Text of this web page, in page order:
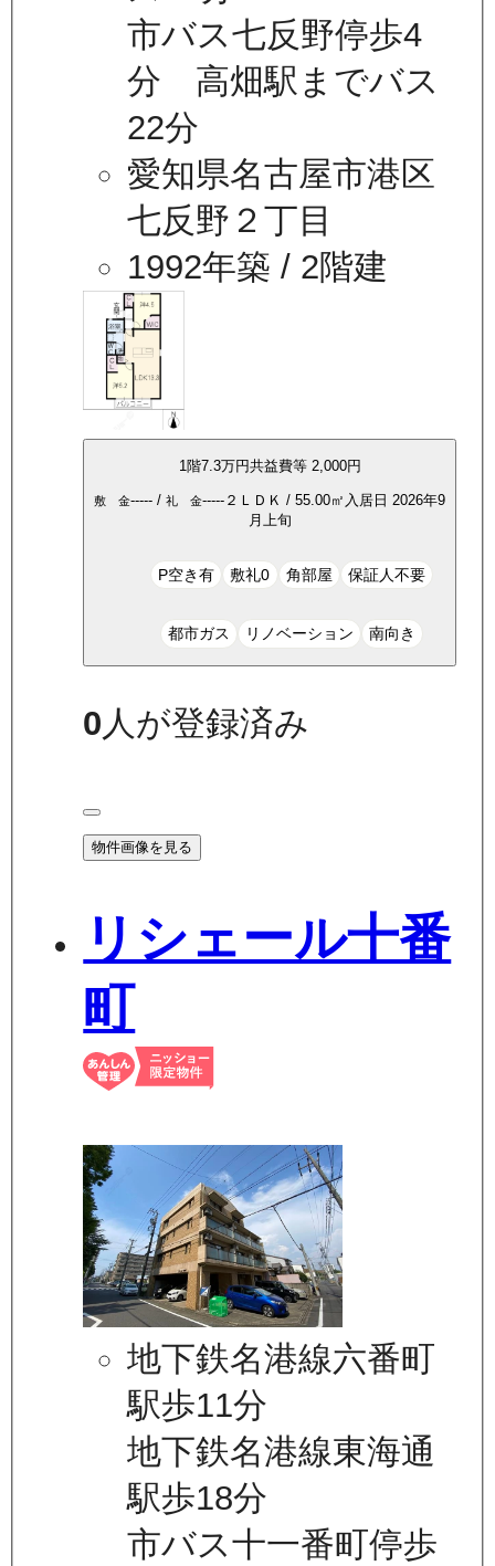
市バス七反野停歩4
分 高畑駅までバス
22分
愛知県名古屋市港区
七反野２丁目
1992年築 / 2階建
1 階7.3万円共益費等 2,000円
敷 金----- / 礼 金----- ２ＬＤＫ / 55.00㎡ 入居日 2026年9
月上旬
P空き有 敷礼0 角部屋 保証人不要
都市ガス リノベーション 南向き
0 人が登録済み
物件画像を見る
リシェール十番
町
地下鉄名港線六番町
駅歩11分
地下鉄名港線東海通
駅歩18分
市バス十一番町停歩